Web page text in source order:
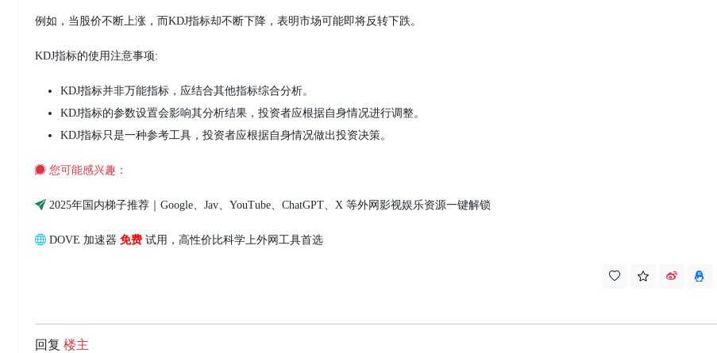
例如，当股价不断上涨，而KDJ指标却不断下降，表明市场可能即将反转下跌。
KDJ指标的使用注意事项:
KDJ指标并非万能指标，应结合其他指标综合分析。
KDJ指标的参数设置会影响其分析结果，投资者应根据自身情况进行调整。
KDJ指标只是一种参考工具，投资者应根据自身情况做出投资决策。
您可能感兴趣：
2025年国内梯子推荐｜Google、Jav、YouTube、ChatGPT、X 等外网影视娱乐资源一键解锁
DOVE 加速器 免费 试用，高性价比科学上外网工具首选
回复 楼主